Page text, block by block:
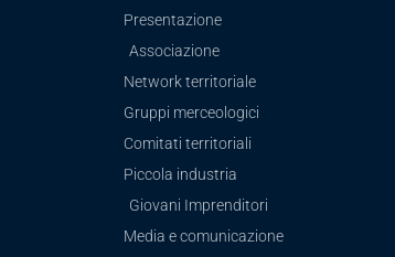
Presentazione
Associazione
Network territoriale
Gruppi merceologici
Comitati territoriali
Piccola industria
Giovani Imprenditori
Media e comunicazione